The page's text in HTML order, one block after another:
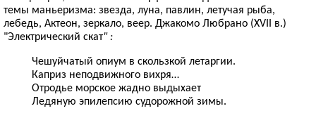
темы маньеризма: звезда, луна, павлин, летучая рыба,
лебедь, Актеон, зеркало, веер. Джакомо Любрано (XVII в.)
"Электрический скат" :
Чешуйчатый опиум в скользкой летаргии.
Каприз неподвижного вихря…
Отродье морское жадно выдыхает
Ледяную эпилепсию судорожной зимы.